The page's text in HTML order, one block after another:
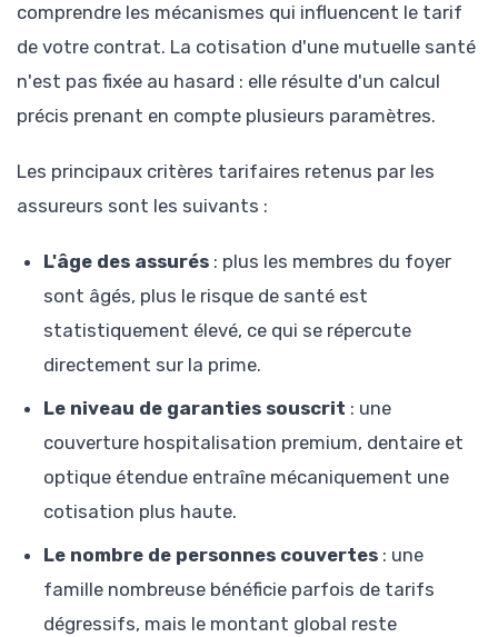
comprendre les mécanismes qui influencent le tarif
de votre contrat. La cotisation d'une mutuelle santé
n'est pas fixée au hasard : elle résulte d'un calcul
précis prenant en compte plusieurs paramètres.
Les principaux critères tarifaires retenus par les
assureurs sont les suivants :
L'âge des assurés : plus les membres du foyer
sont âgés, plus le risque de santé est
statistiquement élevé, ce qui se répercute
directement sur la prime.
Le niveau de garanties souscrit : une
couverture hospitalisation premium, dentaire et
optique étendue entraîne mécaniquement une
cotisation plus haute.
Le nombre de personnes couvertes : une
famille nombreuse bénéficie parfois de tarifs
dégressifs, mais le montant global reste